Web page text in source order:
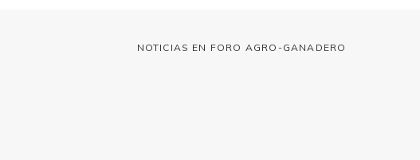
NOTICIAS EN FORO AGRO-GANADERO